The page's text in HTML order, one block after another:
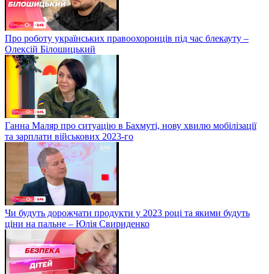
Про роботу українських правоохоронців під час блекауту –
Олексій Білошицький
Ганна Маляр про ситуацію в Бахмуті, нову хвилю мобілізації
та зарплати військових 2023-го
Чи будуть дорожчати продукти у 2023 році та якими будуть
ціни на пальне – Юлія Свириденко